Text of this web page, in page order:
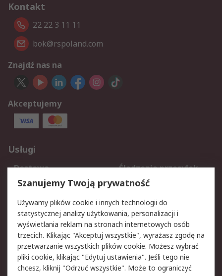
Kontakt
22 22 3 11 11
bok@rspoland.com
Znajdź nas na
Akceptujemy
Usługi
Dostawa
Śledzenie przesyłek
Reklamacje i zwroty
Rejestracja
Aspekty prawne
Bezpieczeństwo e-
maila
Polityka dotycząca
plików cookie
Polityka prywatności
Użytkowanie witryny
Szanujemy Twoją prywatność
Używamy plików cookie i innych technologii do
statystycznej analizy użytkowania, personalizacji i
wyświetlania reklam na stronach internetowych osób
trzecich. Klikając "Akceptuj wszystkie", wyrażasz zgodę na
przetwarzanie wszystkich plików cookie. Możesz wybrać
pliki cookie, klikając "Edytuj ustawienia". Jeśli tego nie
chcesz, kliknij "Odrzuć wszystkie". Może to ograniczyć